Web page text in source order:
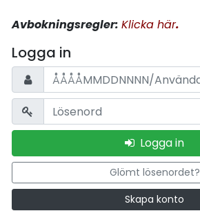
Avbokningsregler: Klicka här.
Logga in
Logga in
Glömt lösenordet?
Skapa konto